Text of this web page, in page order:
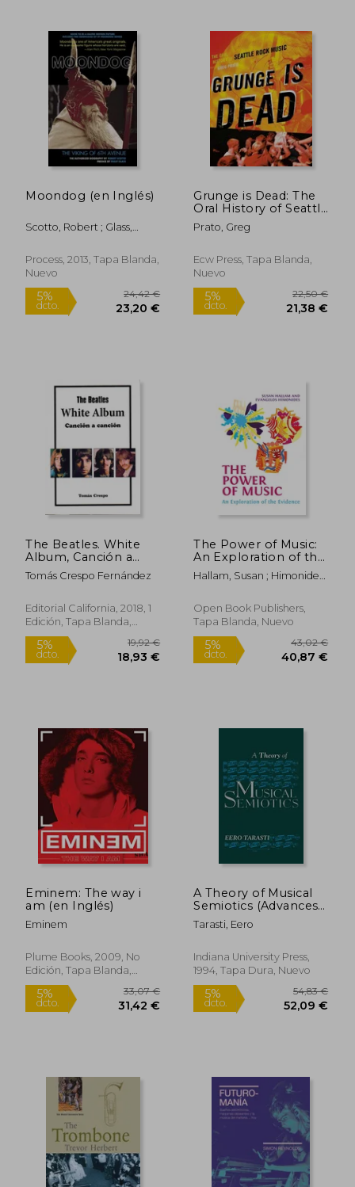
5%
dcto.
5%
dcto.
Moondog (en Inglés)
Scotto, Robert ; Glass,
Process, 2013, Tapa Blanda,
Nuevo
5%
Grunge is Dead: The
Oral History of Seattle
Rock Music (en
Inglés)
Prato, Greg
Ecw Press, Tapa Blanda,
Nuevo
5%
The Beatles. White
Album, Canción a
Canción
Tomás Crespo Fernández
Editorial California, 2018, 1
Edición, Tapa Blanda,
Nuevo
5%
dcto.
The Power of Music:
An Exploration of the
Evidence (en Inglés)
Hallam, Susan ; Himonides,
Open Book Publishers,
Tapa Blanda, Nuevo
5%
dcto. 40,87
Eminem: The way i
am (en Inglés)
Eminem
Plume Books, 2009, No
Edición, Tapa Blanda,
Nuevo
A Theory of Musical
Semiotics (Advances
in Semiotics) (en
Inglés)
Tarasti, Eero
Indiana University Press,
1994, Tapa Dura, Nuevo